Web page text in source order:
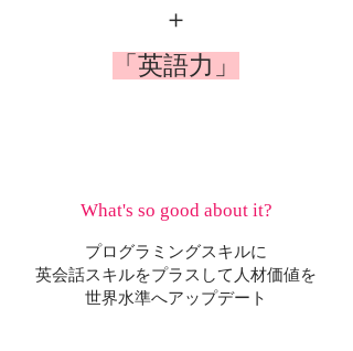
＋
「英語力」
What's so good about it?
プログラミングスキルに
英会話スキルをプラスして人材価値を
世界水準へアップデート